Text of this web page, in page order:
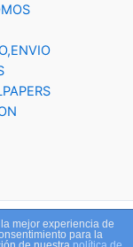
byTema Astra
mejor experiencia de
para la